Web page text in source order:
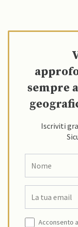
sempre
Iscriviti
Acconsento